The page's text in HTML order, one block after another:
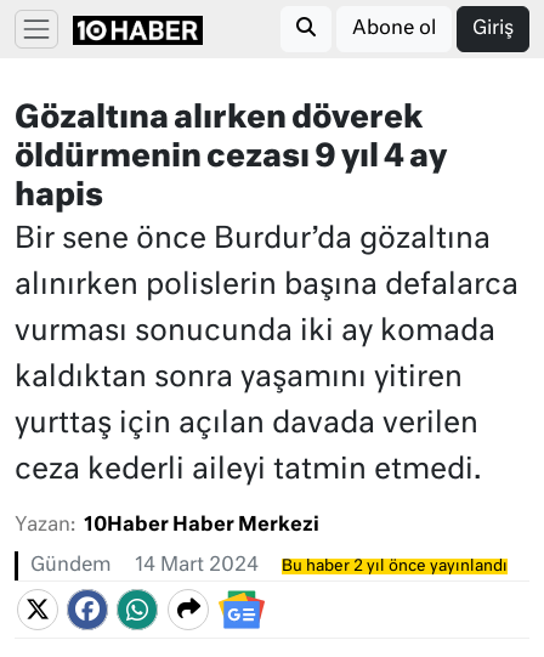
Abone ol Giriş
Gözaltına alırken döverek
öldürmenin cezası 9 yıl 4 ay
hapis
Bir sene önce Burdur’da gözaltına
alınırken polislerin başına defalarca
vurması sonucunda iki ay komada
kaldıktan sonra yaşamını yitiren
yurttaş için açılan davada verilen
ceza kederli aileyi tatmin etmedi.
Yazan: 10Haber Haber Merkezi
Gündem 14 Mart 2024 Bu haber 2 yıl önce yayınlandı